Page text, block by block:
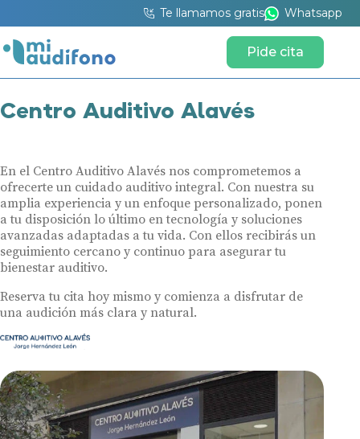
Te llamamos gratis Whatsapp
Pide cita
Centro Auditivo Alavés
En el Centro Auditivo Alavés nos comprometemos a
ofrecerte un cuidado auditivo integral. Con nuestra su
amplia experiencia y un enfoque personalizado, ponen
a tu disposición lo último en tecnología y soluciones
avanzadas adaptadas a tu vida. Con ellos recibirás un
seguimiento cercano y continuo para asegurar tu
bienestar auditivo.
Reserva tu cita hoy mismo y comienza a disfrutar de
una audición más clara y natural.